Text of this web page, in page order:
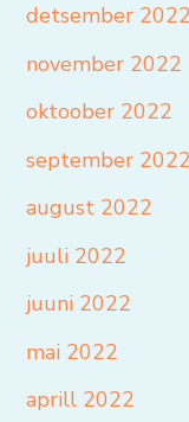
detsember 2022
november 2022
oktoober 2022
september 2022
august 2022
juuli 2022
juuni 2022
mai 2022
aprill 2022